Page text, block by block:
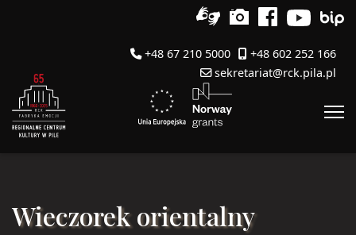
+48 67 210 5000
+48 602 252 166
sekretariat@rck.pila.pl
Wieczorek orientalny